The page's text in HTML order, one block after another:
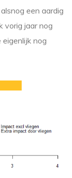
een aardig
vorig jaar nog
nog